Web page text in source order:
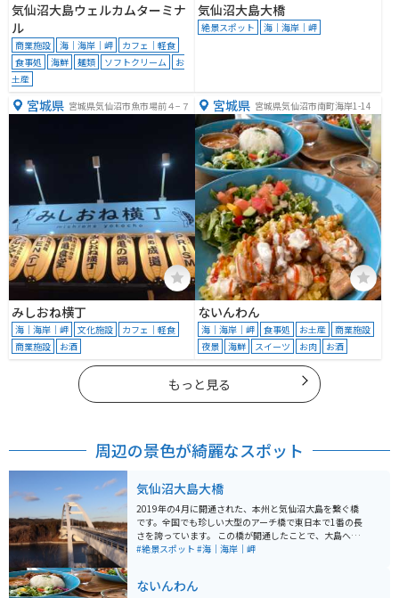
気仙沼大島ウェルカムターミナ
ル
商業施設 海｜海岸｜岬
カフェ｜軽食
食事処
海鮮 麺類 ソフトクリーム
お
土産
気仙沼大島大橋
絶景スポット 海｜海岸｜岬
宮城県 宮城県気仙沼市魚市場前４−７
みしおね横丁
海｜海岸｜岬 文化施設
カフェ｜軽食
商業施設
お酒
宮城県 宮城県気仙沼市南町海岸1-14
ないんわん
海｜海岸｜岬 食事処 お土産
商業施設
夜景
海鮮 スイーツ お肉 お酒
もっと見る
周辺の景色が綺麗なスポット
気仙沼大島大橋
2019年の4月に開通された、本州と気仙沼大島を繋ぐ橋
です。全国でも珍しい大型のアーチ橋で東日本で1番の長
さを誇っています。 この橋が開通したことで、大島への
アクセスが向上しました。特に何かあるわけではありま
#絶景スポット #海｜海岸｜岬
ないんわん